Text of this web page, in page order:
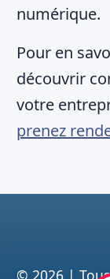
numérique.
Pour en
découvrir
votre
prenez
© 2026 |